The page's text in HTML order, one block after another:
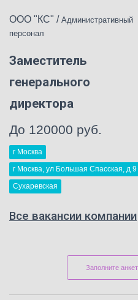
ООО "КС" / Административный
персонал
Заместитель
генерального
директора
До 120000 руб.
г Москва
г Москва, ул Большая Спасская, д 9
Сухаревская
Все вакансии компании
Заполните